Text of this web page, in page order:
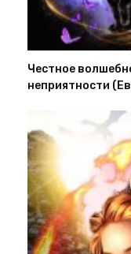
Честное
неприятности